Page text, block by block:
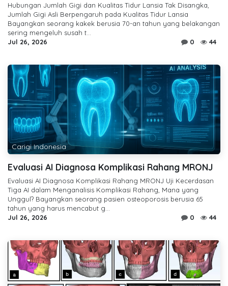
Hubungan Jumlah Gigi dan Kualitas Tidur Lansia Tak Disangka,
Jumlah Gigi Asli Berpengaruh pada Kualitas Tidur Lansia
Bayangkan seorang kakek berusia 70-an tahun yang belakangan
sering mengeluh susah t...
Jul 26, 2026
0 44
Carigi Indonesia
Evaluasi AI Diagnosa Komplikasi Rahang MRONJ
Evaluasi AI Diagnosa Komplikasi Rahang MRONJ Uji Kecerdasan
Tiga AI dalam Menganalisis Komplikasi Rahang, Mana yang
Unggul? Bayangkan seorang pasien osteoporosis berusia 65
tahun yang harus mencabut g...
Jul 26, 2026
0 44